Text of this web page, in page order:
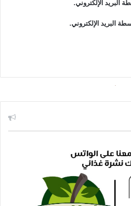
البريد الإلكتروني.
البريد الإلكتروني.